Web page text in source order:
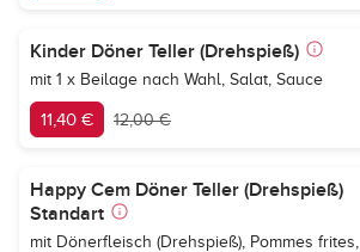
Kinder Döner Teller (Drehspieß)
mit 1 x Beilage nach Wahl, Salat, Sauce
11,40 € 12,00 €
Happy Cem Döner Teller (Drehspieß)
Standart
mit Dönerfleisch (Drehspieß), Pommes frites,